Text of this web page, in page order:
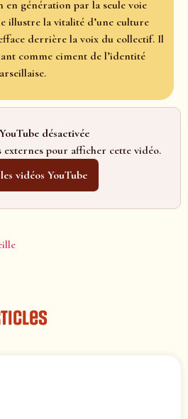
génération par la seule voie
illustre la vitalité d’une culture
derrière la voix du collectif. Il
comme ciment de l’identité
désactivée
externes pour afficher cette vidéo.
vidéos YouTube